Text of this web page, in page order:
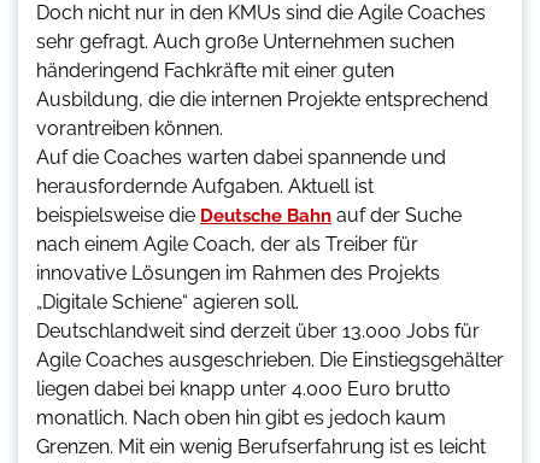
Doch nicht nur in den KMUs sind die Agile Coaches
sehr gefragt. Auch große Unternehmen suchen
händeringend Fachkräfte mit einer guten
Ausbildung, die die internen Projekte entsprechend
vorantreiben können.
Auf die Coaches warten dabei spannende und
herausfordernde Aufgaben. Aktuell ist
beispielsweise die Deutsche Bahn auf der Suche
nach einem Agile Coach, der als Treiber für
innovative Lösungen im Rahmen des Projekts
„Digitale Schiene“ agieren soll.
Deutschlandweit sind derzeit über 13.000 Jobs für
Agile Coaches ausgeschrieben. Die Einstiegsgehälter
liegen dabei bei knapp unter 4.000 Euro brutto
monatlich. Nach oben hin gibt es jedoch kaum
Grenzen. Mit ein wenig Berufserfahrung ist es leicht